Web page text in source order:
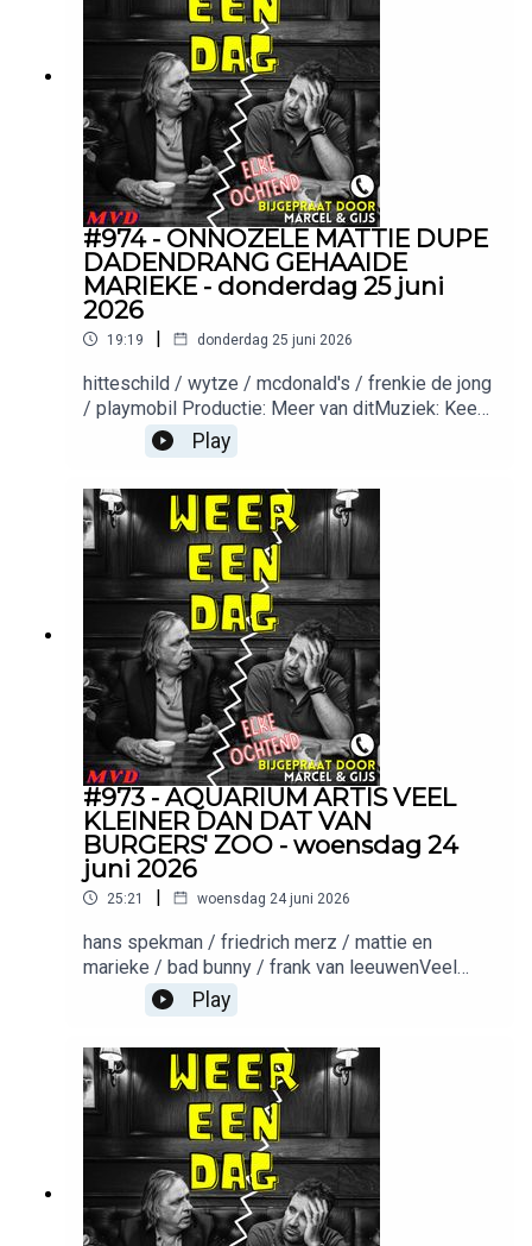
adverteren in deze podcast? Stuur een mailtje
naar: Adverteerders (direct):
adverteren@meervandit.nl(Media)bureaus:
adverteren@bienmedia.nl
#974 - ONNOZELE MATTIE DUPE
DADENDRANG GEHAAIDE
MARIEKE - donderdag 25 juni
2026
19:19 | donderdag 25 juni 2026
hitteschild / wytze / mcdonald's / frenkie de jong
/ playmobil Productie: Meer van ditMuziek: Keez
GroentemanWil je adverteren in deze podcast?
Stuur een mailtje naar: Adverteerders (direct):
adverteren@meervandit.nl(Media)bureaus:
adverteren@bienmedia.nl
Play
#973 - AQUARIUM ARTIS VEEL
KLEINER DAN DAT VAN
BURGERS' ZOO - woensdag 24
juni 2026
25:21 | woensdag 24 juni 2026
hans spekman / friedrich merz / mattie en
marieke / bad bunny / frank van leeuwenVeel
Nederlanders betalen nog steeds voor energie
via traditionele contracten. NextEnergy laat zien
dat dit ook anders kan met dynamische
energieprijzen. Kijk op nextenergy.nl en ontdek of
dit bij jouw situatie past!Productie: Meer van
ditMuziek: Keez GroentemanWil je adverteren in
deze podcast? Stuur een mailtje
naar: Adverteerders (direct):
adverteren@meervandit.nl(Media)bureaus:
adverteren@bienmedia.nl
Play